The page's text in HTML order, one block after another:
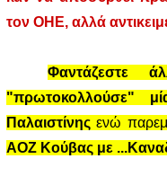
τον ΟΗΕ, αλλά
Φαντάζεστε
"πρωτοκολλούσε"
Παλαιστίνης ενώ
ΑΟΖ Κούβας με